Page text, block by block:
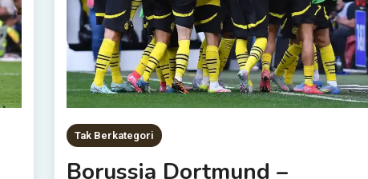
Tak Berkategori
Borussia Dortmund –